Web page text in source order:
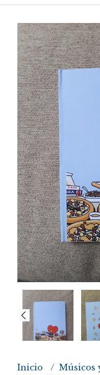
Inicio
Músicos